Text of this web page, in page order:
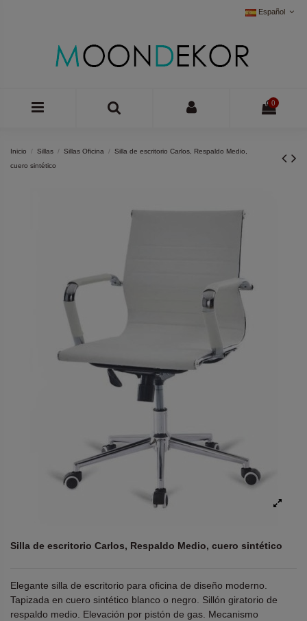
Español
0
Inicio Sillas Sillas Oficina
Silla de escritorio Carlos, Respaldo Medio,
cuero sintético
Silla de escritorio Carlos, Respaldo Medio, cuero sintético
Elegante silla de escritorio para oficina de diseño moderno.
Tapizada en cuero sintético blanco o negro. Sillón giratorio de
respaldo medio. Elevación por pistón de gas. Mecanismo